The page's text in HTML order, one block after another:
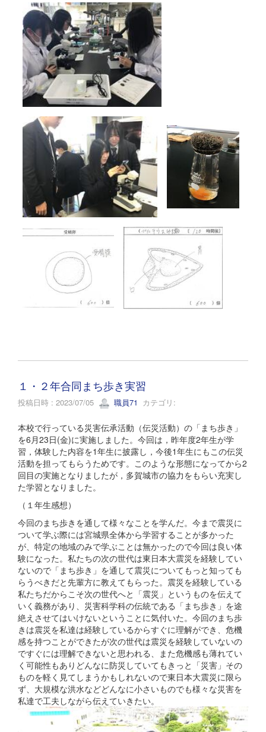
１・２年合同まち歩き実習
投稿日時 : 2023/07/05 職員71 カテゴリ:
本校で行っている災害伝承活動（伝災活動）の「まち歩き」
を6月23日(金)に実施しました。今回は，昨年度2年生が学
習，体験した内容を1年生に披露し，今後1年生にもこの伝災
活動を担ってもらうためです。このような形態になってから2
回目の実施となりましたが，多賀城市の協力をもらい充実し
た学習となりました。
（１年生感想）
今回のまち歩きを通して様々なことを学んだ。今まで震災に
ついて学ぶ際には宮城県全体から学習することが多かった
が、特定の地域のみで学ぶことは無かったので今回は良い体
験になった。私たちの次の世代は東日本大震災を経験してい
ないので「まち歩き」を通して震災についてもっと知っても
らうべきだと先輩方に教えてもらった。震災を経験している
私たちだからこそ次の世代へと「震災」というものを伝えて
いく義務があり、災害科学科の伝統である「まち歩き」を途
絶えさせてはいけないということに気付いた。今回のまち歩
きは震災を私達は経験しているからすぐに理解ができ、危機
感を持つことができたが次の世代は震災を経験していないの
ですぐには理解できないと思われる、また危機感も薄れてい
く可能性もありどんなに防災していてもきっと「災害」その
ものを軽く見てしまうかもしれないので東日本大震災に限ら
ず、大規模な洪水などどんなに小さいものでも様々な災害を
私達で工夫しながら伝えていきたい。